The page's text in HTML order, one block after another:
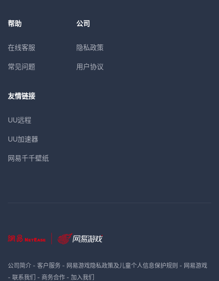
帮助
在线客服
常见问题
公司
隐私政策
用户协议
友情链接
UU远程
UU加速器
网易千千壁纸
公司简介- 客户服务- 网易游戏隐私政策及儿童个人信息保护规则 - 网易游戏
- 联系我们 - 商务合作- 加入我们